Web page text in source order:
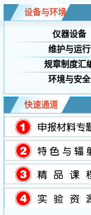
设备与环境
仪器设备
维护与运行
规章制度汇
环境与安全
快速通道